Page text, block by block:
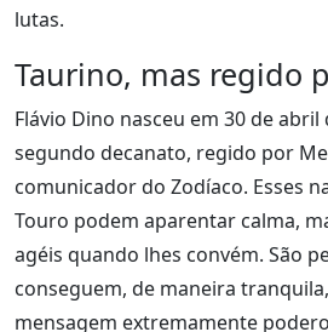
lutas.
Taurino, mas regido
Flávio Dino nasceu em 30 de
segundo decanato, regido por
comunicador do Zodíaco. Esses
Touro podem aparentar calma,
agéis quando lhes convém. São
conseguem, de maneira
mensagem extremamente